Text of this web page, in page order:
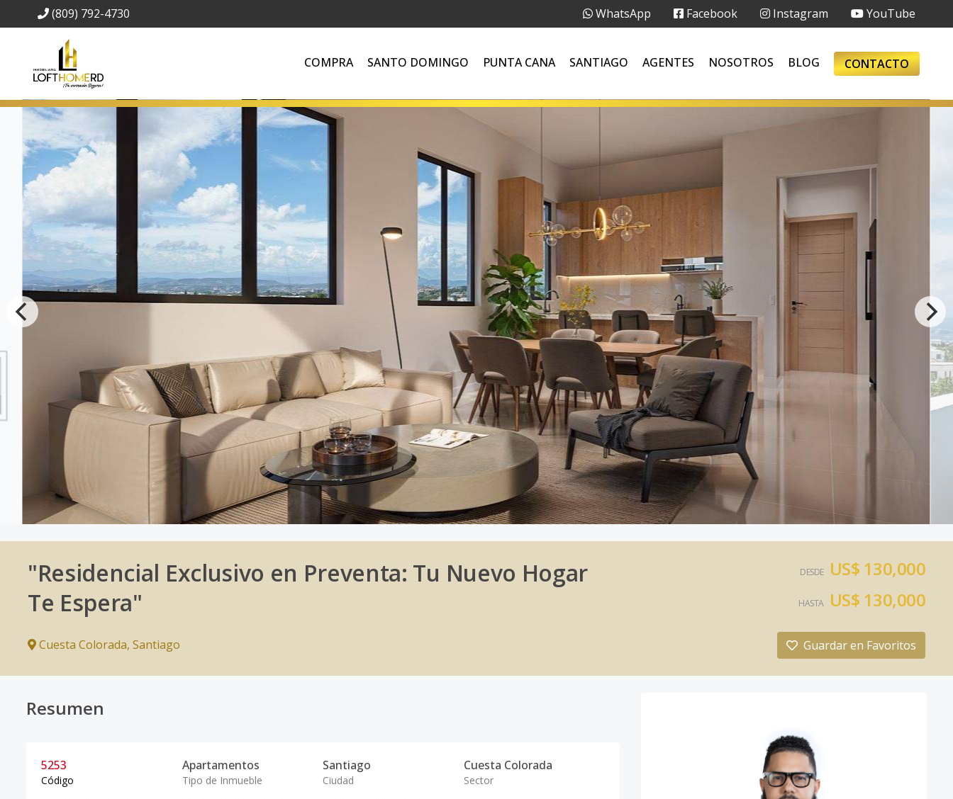
(809) 792-4730 WhatsApp Facebook Instagram YouTube
COMPRA SANTO DOMINGO PUNTA CANA SANTIAGO AGENTES NOSOTROS BLOG CONTACTO
"Residencial Exclusivo en Preventa: Tu Nuevo Hogar
Te Espera"
Cuesta Colorada, Santiago
DESDE US$ 130,000
HASTA US$ 130,000
Guardar en Favoritos
Resumen
5253
Código
Apartamentos
Tipo de Inmueble
Santiago
Ciudad
Cuesta Colorada
Sector